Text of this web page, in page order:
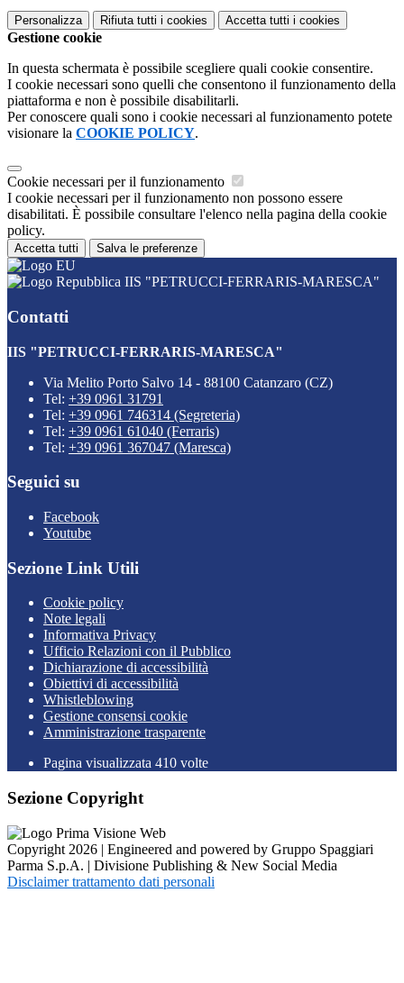
Personalizza Rifiuta tutti i cookies Accetta tutti i cookies
Gestione cookie
In questa schermata è possibile scegliere quali cookie consentire.
I cookie necessari sono quelli che consentono il funzionamento della
piattaforma e non è possibile disabilitarli.
Per conoscere quali sono i cookie necessari al funzionamento potete
visionare la COOKIE POLICY.
Cookie necessari per il funzionamento
I cookie necessari per il funzionamento non possono essere
disabilitati. È possibile consultare l'elenco nella pagina della cookie
policy.
Accetta tutti Salva le preferenze
IIS "PETRUCCI-FERRARIS-MARESCA"
Contatti
IIS "PETRUCCI-FERRARIS-MARESCA"
Via Melito Porto Salvo 14 - 88100 Catanzaro (CZ)
Tel: +39 0961 31791
Tel: +39 0961 746314 (Segreteria)
Tel: +39 0961 61040 (Ferraris)
Tel: +39 0961 367047 (Maresca)
Seguici su
Facebook
Youtube
Sezione Link Utili
Cookie policy
Note legali
Informativa Privacy
Ufficio Relazioni con il Pubblico
Dichiarazione di accessibilità
Obiettivi di accessibilità
Whistleblowing
Gestione consensi cookie
Amministrazione trasparente
Pagina visualizzata 410 volte
Sezione Copyright
Copyright 2026 | Engineered and powered by Gruppo Spaggiari
Parma S.p.A. | Divisione Publishing & New Social Media
Disclaimer trattamento dati personali